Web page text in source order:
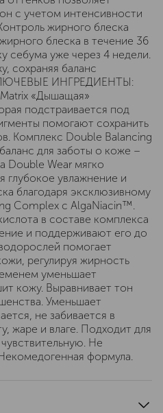
с учетом интенсивности
жирного блеска
блеска в течение 36
себума уже через 4 недели.
сохраняя баланс
ИНГРЕДИЕНТЫ:
«Дышащая»
подстраивается под
помогают сохранить
Комплекс Double Balancing
для заботы о коже –
Double Wear мягко
глубокое увлажнение и
благодаря эксклюзивному
Complex с AlgaNiacin™.
в составе комплекса
и поддерживают его до
помогает
регулируя жирность
уменьшает
кожу. Выравнивает тон
Уменьшает
не забивается в
жаре и влаге. Подходит для
Не
формула.